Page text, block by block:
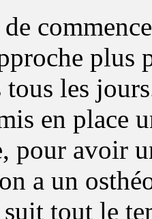
plus
tous les
en place
pour avoir
a un
tout le